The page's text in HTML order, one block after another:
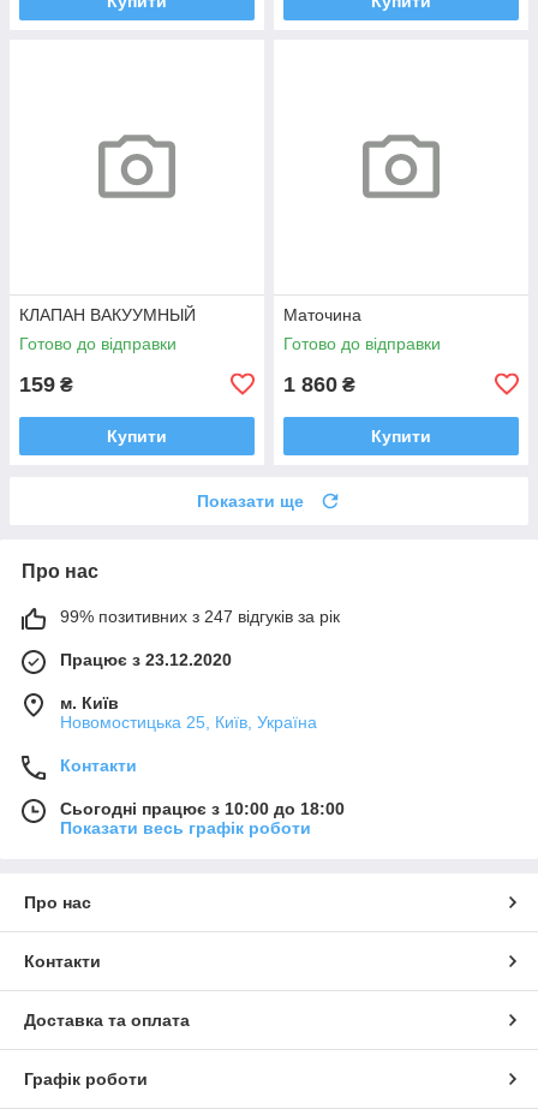
КЛАПАН ВАКУУМНЫЙ
Готово до відправки
159 ₴
Купити
Маточина
Готово до відправки
1 860 ₴
Купити
Показати ще
Про нас
99% позитивних з 247 відгуків за рік
Працює з 23.12.2020
м. Київ
Новомостицька 25, Київ, Україна
Контакти
Сьогодні працює з 10:00 до 18:00
Показати весь графік роботи
Про нас
Контакти
Доставка та оплата
Графік роботи